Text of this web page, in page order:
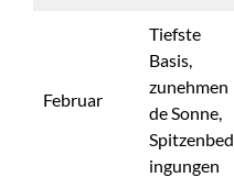
Februar
Tiefste
Basis,
zunehmen
de Sonne,
Spitzenbed
ingungen